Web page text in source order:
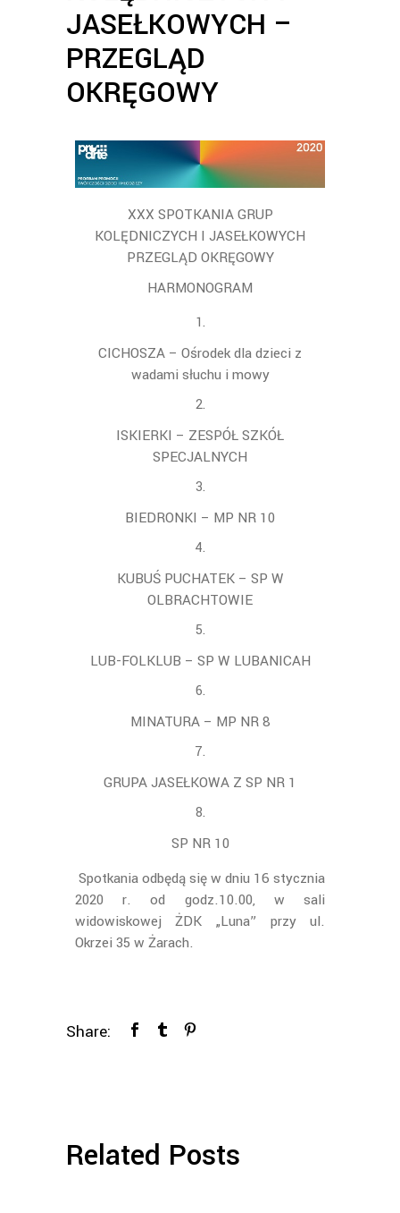
JASEŁKOWYCH –
PRZEGLĄD
OKRĘGOWY
XXX SPOTKANIA GRUP
KOLĘDNICZYCH I JASEŁKOWYCH
PRZEGLĄD OKRĘGOWY
HARMONOGRAM
CICHOSZA – Ośrodek dla dzieci z
wadami słuchu i mowy
ISKIERKI – ZESPÓŁ SZKÓŁ
SPECJALNYCH
BIEDRONKI – MP NR 10
KUBUŚ PUCHATEK – SP W
OLBRACHTOWIE
LUB-FOLKLUB – SP W LUBANICAH
MINATURA – MP NR 8
GRUPA JASEŁKOWA Z SP NR 1
SP NR 10
Spotkania odbędą się w dniu 16 stycznia
2020 r. od godz.10.00, w sali
widowiskowej ŻDK „Luna” przy ul.
Okrzei 35 w Żarach.
Share:
Related Posts